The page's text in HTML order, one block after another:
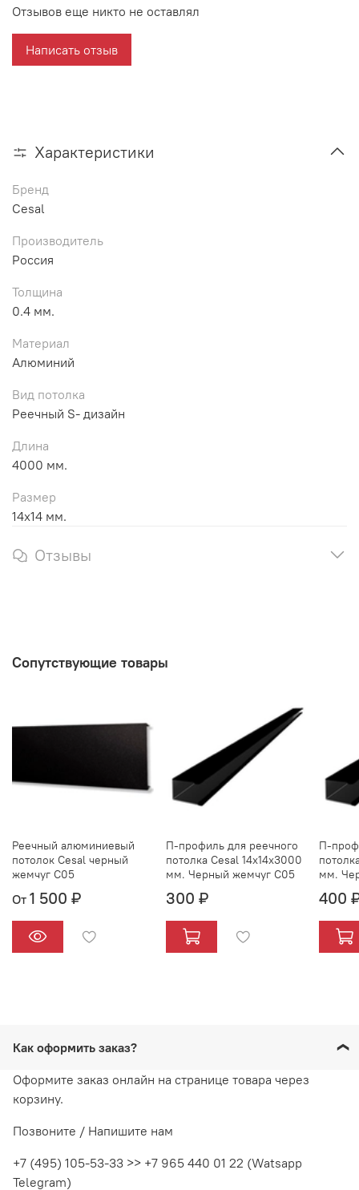
Отзывов еще никто не оставлял
Написать отзыв
Характеристики
Бренд
Cesal
Производитель
Россия
Толщина
0.4 мм.
Материал
Алюминий
Вид потолка
Реечный S- дизайн
Длина
4000 мм.
Размер
14х14 мм.
Отзывы
Сопутствующие товары
Реечный алюминиевый
потолок Cesal черный
жемчуг С05
От 1 500 ₽
П-профиль для реечного
потолка Cesal 14х14х3000
мм. Черный жемчуг С05
300 ₽
П-
мм.
400
Как оформить заказ?
Оформите заказ онлайн на странице товара через
корзину.
Позвоните / Напишите нам
+7 (495) 105-53-33 >> +7 965 440 01 22 (Watsapp
Telegram)